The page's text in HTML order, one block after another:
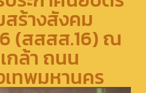
ร้างสังคม
(สสสส.16) ณ
กล้า ถนน
ทพมหานคร